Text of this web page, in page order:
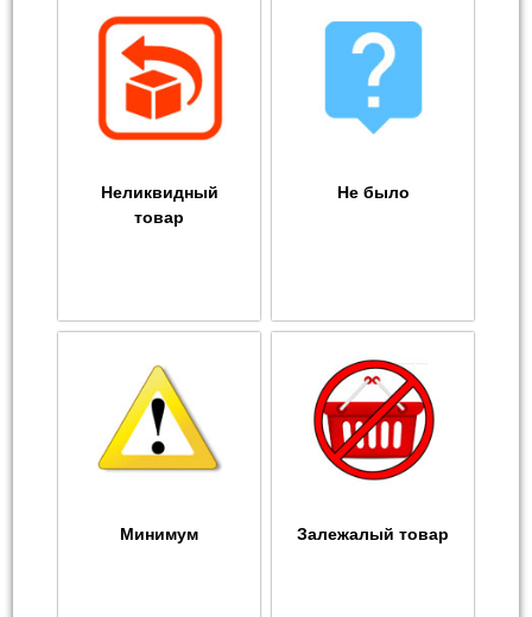
Неликвидный
товар
Не было
Минимум Залежалый товар